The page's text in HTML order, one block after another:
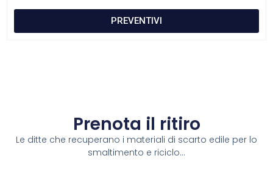
PREVENTIVI
Prenota il ritiro
Le ditte che recuperano i materiali di scarto edile per lo
smaltimento e riciclo...